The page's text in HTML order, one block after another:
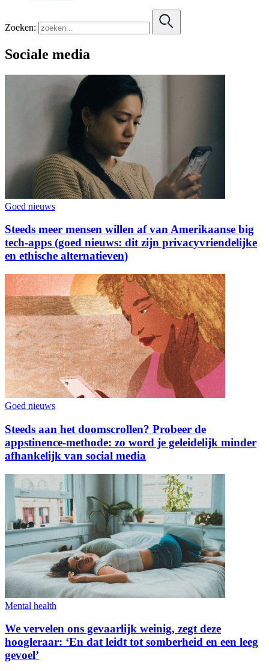
Zoeken:
Sociale media
Goed nieuws
Steeds meer mensen willen af van Amerikaanse big
tech-apps (goed nieuws: dit zijn privacyvriendelijke
en ethische alternatieven)
Goed nieuws
Steeds aan het doomscrollen? Probeer de
appstinence-methode: zo word je geleidelijk minder
afhankelijk van social media
Mental health
We vervelen ons gevaarlijk weinig, zegt deze
hoogleraar: ‘En dat leidt tot somberheid en een leeg
gevoel’